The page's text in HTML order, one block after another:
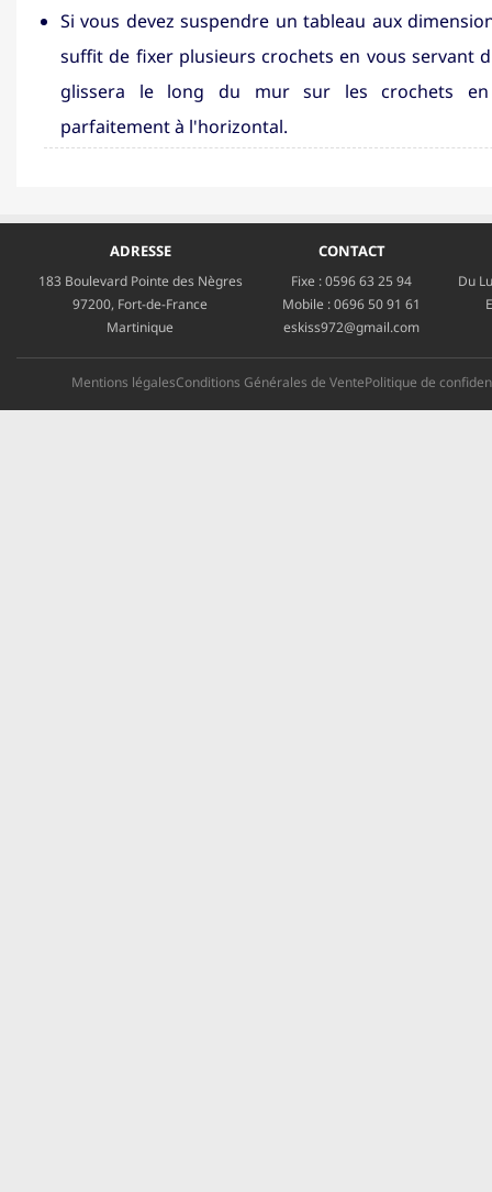
Si vous devez suspendre un tableau aux
suffit de fixer plusieurs crochets en vous servant
glissera le long du mur sur les crochets
parfaitement à l'horizontal.
ADRESSE
183 Boulevard Pointe des Nègres
97200, Fort-de-France
Martinique
CONTACT
Fixe :0596 63 25 94
Mobile :0696 50 91 61
eskiss972@gmail.com
Du
Mentions légalesConditions Générales de VentePolitique de